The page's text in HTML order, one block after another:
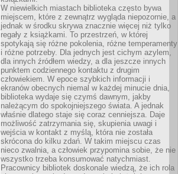
W niewielkich miastach biblioteka często bywa
miejscem, które z zewnątrz wygląda niepozornie, a
jednak w środku skrywa znacznie więcej niż tylko
regały z książkami. To przestrzeń, w której
spotykają się różne pokolenia, różne temperamenty
i różne potrzeby. Dla jednych jest cichym azylem,
dla innych źródłem wiedzy, a dla jeszcze innych
punktem codziennego kontaktu z drugim
człowiekiem. W epoce szybkich informacji i
ekranów obecnych niemal w każdej minucie dnia,
biblioteka wydaje się czymś dawnym, jakby
należącym do spokojniejszego świata. A jednak
właśnie dlatego staje się coraz cenniejsza. Daje
możliwość zatrzymania się, skupienia uwagi i
wejścia w kontakt z myślą, która nie została
skrócona do kilku zdań. W takim miejscu czas
nieco zwalnia, a człowiek przypomina sobie, że nie
wszystko trzeba konsumować natychmiast.
Pracownicy bibliotek doskonale wiedzą, że ich rola